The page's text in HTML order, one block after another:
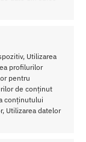
Utilizarea
profilurilor
pentru
de conținut
conținutului
Utilizarea datelor